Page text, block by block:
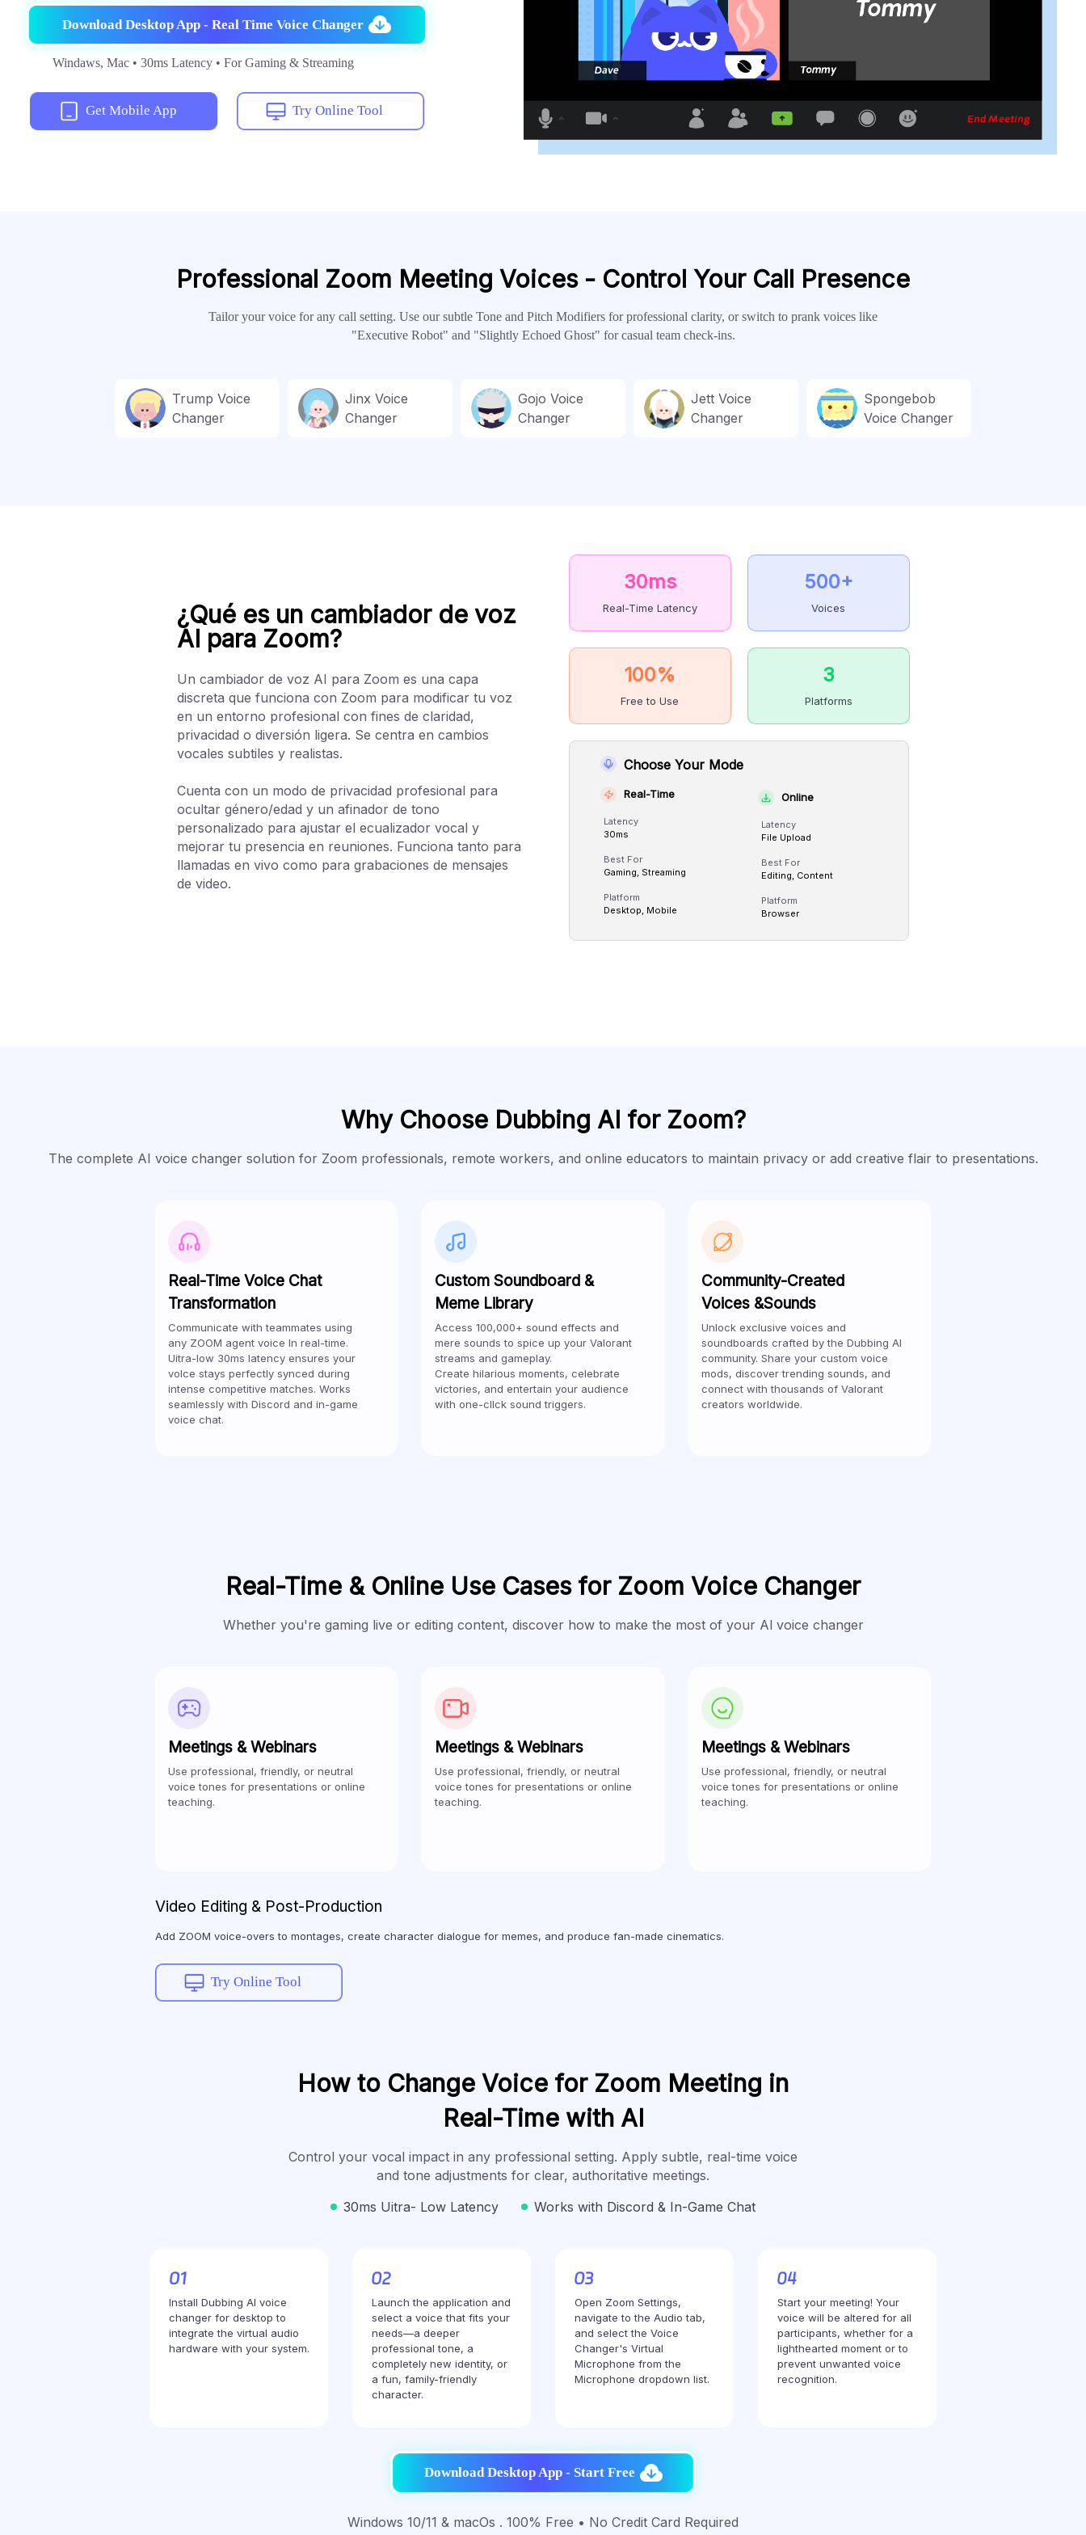
Download Desktop App - Real Time Voice Changer
Windaws, Mac • 30ms Latency • For Gaming & Streaming
Get Mobile App Try Online Tool
Professional Zoom Meeting Voices - Control Your Call Presence
Tailor your voice for any call setting. Use our subtle Tone and Pitch Modifiers for professional clarity, or switch to prank voices like
"Executive Robot" and "Slightly Echoed Ghost" for casual team check-ins.
Trump Voice
Changer
Jinx Voice
Changer
Gojo Voice
Changer
Jett Voice
Changer
Spongebob
Voice Changer
¿Qué es un cambiador de voz
AI para Zoom?
Un cambiador de voz AI para Zoom es una capa
discreta que funciona con Zoom para modificar tu voz
en un entorno profesional con fines de claridad,
privacidad o diversión ligera. Se centra en cambios
vocales subtiles y realistas.
Cuenta con un modo de privacidad profesional para
ocultar género/edad y un afinador de tono
personalizado para ajustar el ecualizador vocal y
mejorar tu presencia en reuniones. Funciona tanto para
llamadas en vivo como para grabaciones de mensajes
de video.
30ms
Real-Time Latency
500+
Voices
100%
Free to Use
3
Platforms
Choose Your Mode
Real-Time
Latency
30ms
Best For
Gaming, Streaming
Platform
Desktop, Mobile
Online
Latency
File Upload
Best For
Editing, Content
Platform
Browser
Why Choose Dubbing AI for Zoom?
The complete AI voice changer solution for Zoom professionals, remote workers, and online educators to maintain privacy or add creative flair to presentations.
Real-Time Voice Chat
Transformation
Communicate with teammates using
any ZOOM agent voice In real-time.
Uitra-low 30ms latency ensures your
volce stays perfectly synced during
intense competitive matches. Works
seamlessly with Discord and in-game
voice chat.
Custom Soundboard &
Meme Library
Access 100,000+ sound effects and
mere sounds to spice up your Valorant
streams and gameplay.
Create hilarious moments, celebrate
victories, and entertain your audience
with one-cllck sound triggers.
Community-Created
Voices &Sounds
Unlock exclusive voices and
soundboards crafted by the Dubbing Al
community. Share your custom voice
mods, discover trending sounds, and
connect with thousands of Valorant
creators worldwide.
Real-Time & Online Use Cases for Zoom Voice Changer
Whether you're gaming live or editing content, discover how to make the most of your Al voice changer
Meetings & Webinars
Use professional, friendly, or neutral
voice tones for presentations or online
teaching.
Meetings & Webinars
Use professional, friendly, or neutral
voice tones for presentations or online
teaching.
Meetings & Webinars
Use professional, friendly, or neutral
voice tones for presentations or online
teaching.
Video Editing & Post-Production
Add ZOOM voice-overs to montages, create character dialogue for memes, and produce fan-made cinematics.
Try Online Tool
How to Change Voice for Zoom Meeting in
Real-Time with AI
Control your vocal impact in any professional setting. Apply subtle, real-time voice
and tone adjustments for clear, authoritative meetings.
30ms Uitra- Low Latency
Works with Discord & In-Game Chat
Install Dubbing AI voice
changer for desktop to
integrate the virtual audio
hardware with your system.
Launch the application and
select a voice that fits your
needs—a deeper
professional tone, a
completely new identity, or
a fun, family-friendly
character.
Open Zoom Settings,
navigate to the Audio tab,
and select the Voice
Changer's Virtual
Microphone from the
Microphone dropdown list.
Start your meeting! Your
voice will be altered for all
participants, whether for a
lighthearted moment or to
prevent unwanted voice
recognition.
Download Desktop App - Start Free
Windows 10/11 & macOs . 100% Free • No Credit Card Required